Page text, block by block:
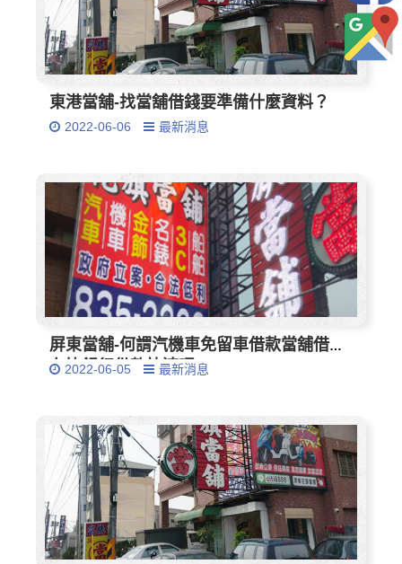
東港當舖-找當舖借錢要準備什麼資料？
2022-06-06 最新消息
屏東當舖-何謂汽機車免留車借款當舖借款
有比銀行借款快速嗎
2022-06-05 最新消息